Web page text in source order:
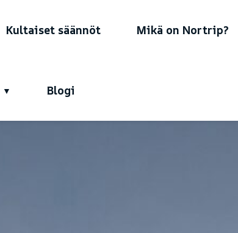
Kultaiset säännöt Mikä on Nortrip?
Blogi